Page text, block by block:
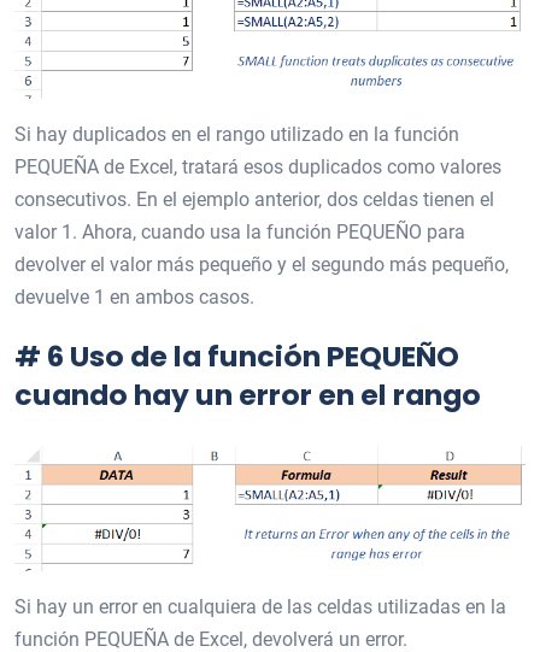
Si hay duplicados en el rango utilizado en la función
PEQUEÑA de Excel, tratará esos duplicados como valores
consecutivos. En el ejemplo anterior, dos celdas tienen el
valor 1. Ahora, cuando usa la función PEQUEÑO para
devolver el valor más pequeño y el segundo más pequeño,
devuelve 1 en ambos casos.
# 6 Uso de la función PEQUEÑO
cuando hay un error en el rango
Si hay un error en cualquiera de las celdas utilizadas en la
función PEQUEÑA de Excel, devolverá un error.